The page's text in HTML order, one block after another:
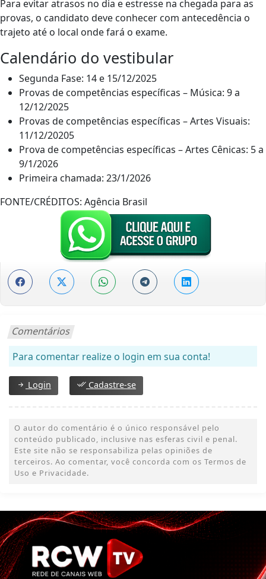
Para evitar atrasos no dia e estresse na chegada para as
provas, o candidato deve conhecer com antecedência o
trajeto até o local onde fará o exame.
Calendário do vestibular
Segunda Fase: 14 e 15/12/2025
Provas de competências específicas – Música: 9 a
12/12/2025
Provas de competências específicas – Artes Visuais:
11/12/20205
Prova de competências específicas – Artes Cênicas: 5 a
9/1/2026
Primeira chamada: 23/1/2026
FONTE/CRÉDITOS: Agência Brasil
Comentários
Para comentar realize o login em sua conta!
Login Cadastre-se
O autor do comentário é o único responsável pelo
conteúdo publicado, inclusive nas esferas civil e penal.
Este site não se responsabiliza pelas opiniões de
terceiros. Ao comentar, você concorda com os Termos de
Uso e Privacidade.